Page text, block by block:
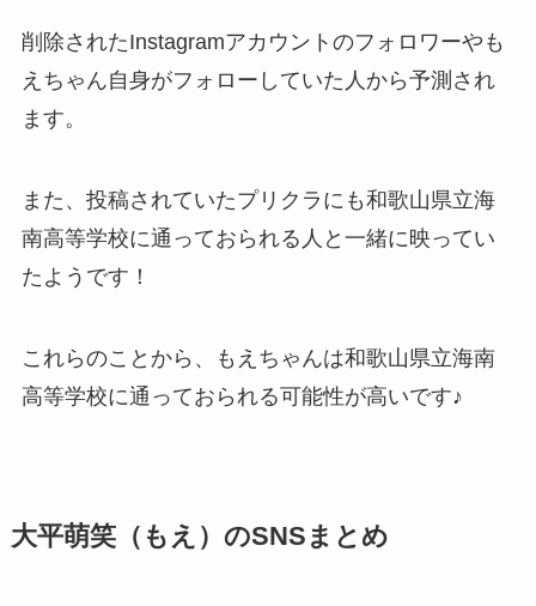
削除されたInstagramアカウントのフォロワーやも
えちゃん自身がフォローしていた人から予測され
ます。
また、投稿されていたプリクラにも和歌山県立海
南高等学校に通っておられる人と一緒に映ってい
たようです！
これらのことから、もえちゃんは和歌山県立海南
高等学校に通っておられる可能性が高いです♪
大平萌笑（もえ）のSNSまとめ